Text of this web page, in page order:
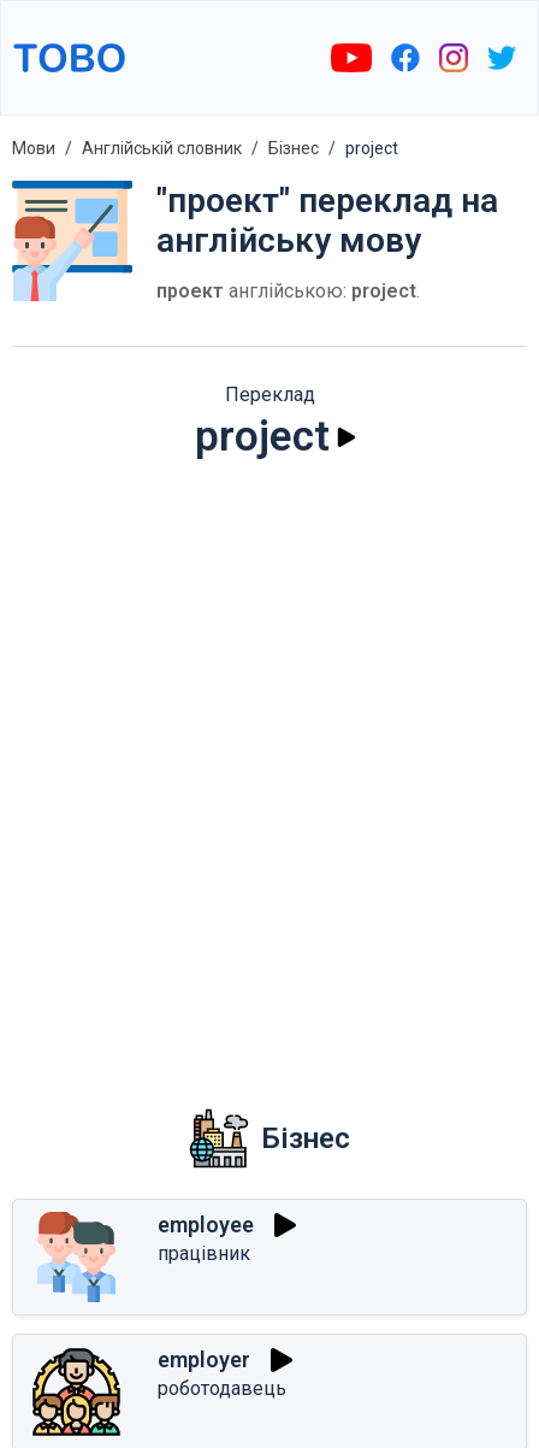
Мови Англійській словник Бізнес project
"проект" переклад на
англійську мову
проект англійською: project.
Переклад
project
Бізнес
employee
працівник
employer
роботодавець